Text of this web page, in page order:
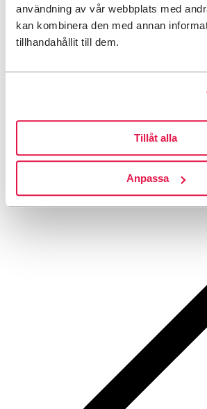
användning av vår webbplats med
kan kombinera den med annan
tillhandahållit till dem.
Tillåt alla
Anpassa